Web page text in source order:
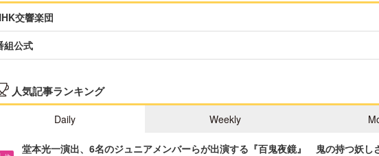
交響楽団
組公式
人気記事ランキング
Daily Weekly
堂本光一演出、6名のジュニアメンバーらが出演する『百鬼夜鏡』 鬼の持つ妖し